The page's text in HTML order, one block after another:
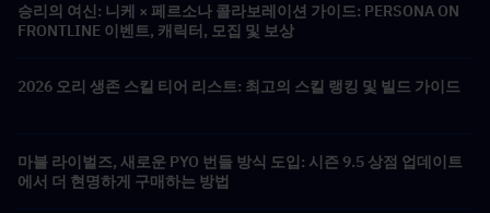
승리의 여신: 니케 × 페르소나 콜라보레이션 가이드: PERSONA ON
FRONTLINE 이벤트, 캐릭터, 모집 및 보상
2026 오리 생존 스킬 티어 리스트: 최고의 스킬 랭킹 및 빌드 가이드
마블 라이벌즈, 새로운 PYO 번들 방식 도입: 시즌 9.5 상점 업데이트
에서 더 현명하게 구매하는 방법